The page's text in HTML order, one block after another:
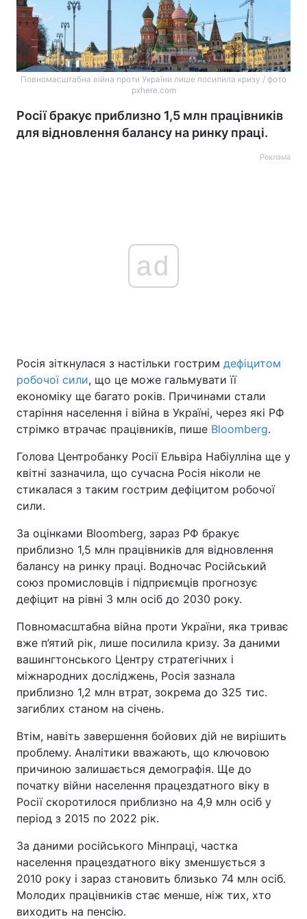
Повномасштабна війна проти України лише посилила кризу / фото
pxhere.com
Росії бракує приблизно 1,5 млн працівників
для відновлення балансу на ринку праці.
Реклама
ad
Росія зіткнулася з настільки гострим дефіцитом
робочої сили, що це може гальмувати її
економіку ще багато років. Причинами стали
старіння населення і війна в Україні, через які РФ
стрімко втрачає працівників, пише Bloomberg.
Голова Центробанку Росії Ельвіра Набіулліна ще у
квітні зазначила, що сучасна Росія ніколи не
стикалася з таким гострим дефіцитом робочої
сили.
За оцінками Bloomberg, зараз РФ бракує
приблизно 1,5 млн працівників для відновлення
балансу на ринку праці. Водночас Російський
союз промисловців і підприємців прогнозує
дефіцит на рівні 3 млн осіб до 2030 року.
Повномасштабна війна проти України, яка триває
вже п’ятий рік, лише посилила кризу. За даними
вашингтонського Центру стратегічних і
міжнародних досліджень, Росія зазнала
приблизно 1,2 млн втрат, зокрема до 325 тис.
загиблих станом на січень.
Втім, навіть завершення бойових дій не вирішить
проблему. Аналітики вважають, що ключовою
причиною залишається демографія. Ще до
початку війни населення працездатного віку в
Росії скоротилося приблизно на 4,9 млн осіб у
період з 2015 по 2022 рік.
За даними російського Мінпраці, частка
населення працездатного віку зменшується з
2010 року і зараз становить близько 74 млн осіб.
Молодих працівників стає менше, ніж тих, хто
виходить на пенсію.